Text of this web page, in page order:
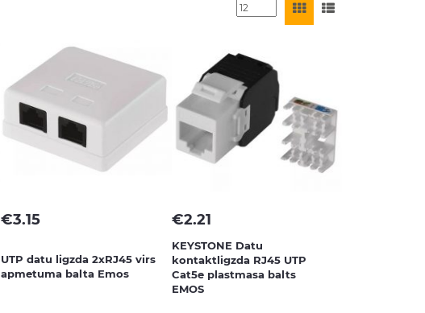
€3.15
UTP datu ligzda 2xRJ45 virs
apmetuma balta Emos
€2.21
KEYSTONE Datu
kontaktligzda RJ45 UTP
Cat5e plastmasa balts
EMOS